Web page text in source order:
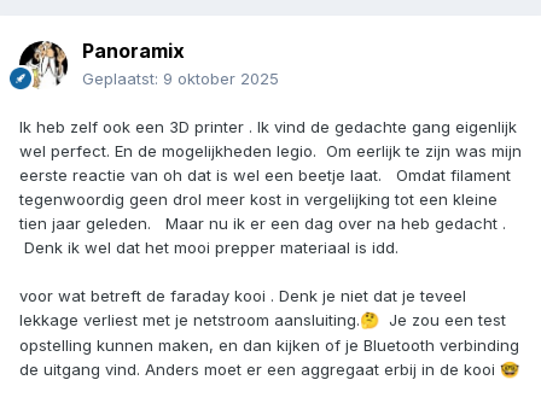
Panoramix
Geplaatst: 9 oktober 2025
Ik heb zelf ook een 3D printer . Ik vind de gedachte gang eigenlijk
wel perfect. En de mogelijkheden legio. Om eerlijk te zijn was mijn
eerste reactie van oh dat is wel een beetje laat. Omdat filament
tegenwoordig geen drol meer kost in vergelijking tot een kleine
tien jaar geleden. Maar nu ik er een dag over na heb gedacht .
Denk ik wel dat het mooi prepper materiaal is idd.
voor wat betreft de faraday kooi . Denk je niet dat je teveel
lekkage verliest met je netstroom aansluiting.🤔 Je zou een test
opstelling kunnen maken, en dan kijken of je Bluetooth verbinding
de uitgang vind. Anders moet er een aggregaat erbij in de kooi 🤓